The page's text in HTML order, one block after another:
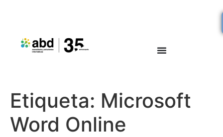
Etiqueta: Microsoft
Word Online